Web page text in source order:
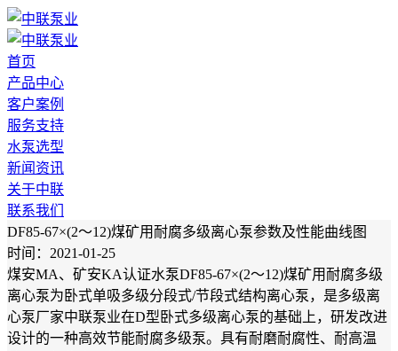
首页
产品中心
客户案例
服务支持
水泵选型
新闻资讯
关于中联
联系我们
DF85-67×(2～12)煤矿用耐腐多级离心泵参数及性能曲线图
时间：2021-01-25
煤安MA、矿安KA认证水泵DF85-67×(2～12)煤矿用耐腐多级
离心泵为卧式单吸多级分段式/节段式结构离心泵，是多级离
心泵厂家中联泵业在D型卧式多级离心泵的基础上，研发改进
设计的一种高效节能耐腐多级泵。具有耐磨耐腐性、耐高温